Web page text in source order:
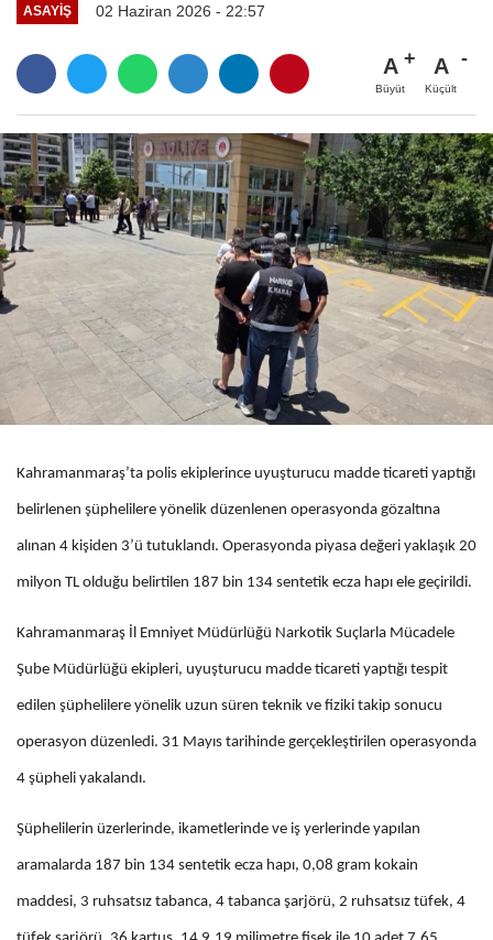
ASAYİŞ 02 Haziran 2026 - 22:57
A
Büyüt
A
Küçült
Kahramanmaraş’ta polis ekiplerince uyuşturucu madde ticareti yaptığı
belirlenen şüphelilere yönelik düzenlenen operasyonda gözaltına
alınan 4 kişiden 3’ü tutuklandı. Operasyonda piyasa değeri yaklaşık 20
milyon TL olduğu belirtilen 187 bin 134 sentetik ecza hapı ele geçirildi.
Kahramanmaraş İl Emniyet Müdürlüğü Narkotik Suçlarla Mücadele
Şube Müdürlüğü ekipleri, uyuşturucu madde ticareti yaptığı tespit
edilen şüphelilere yönelik uzun süren teknik ve fiziki takip sonucu
operasyon düzenledi. 31 Mayıs tarihinde gerçekleştirilen operasyonda
4 şüpheli yakalandı.
Şüphelilerin üzerlerinde, ikametlerinde ve iş yerlerinde yapılan
aramalarda 187 bin 134 sentetik ecza hapı, 0,08 gram kokain
maddesi, 3 ruhsatsız tabanca, 4 tabanca şarjörü, 2 ruhsatsız tüfek, 4